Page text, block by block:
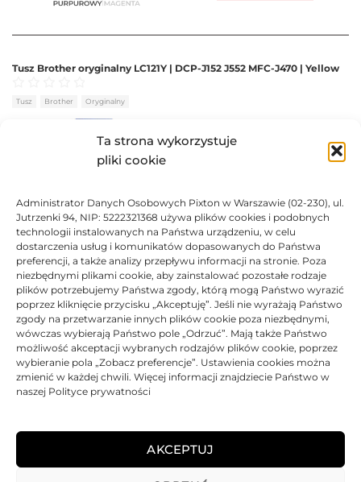
Ta strona wykorzystuje
pliki cookie
Administrator Danych Osobowych Pixton w Warszawie (02-230), ul.
Jutrzenki 94, NIP: 5222321368 używa plików cookies i podobnych
technologii instalowanych na Państwa urządzeniu, w celu
dostarczenia usług i komunikatów dopasowanych do Państwa
preferencji, a także analizy przepływu informacji na stronie. Poza
niezbędnymi plikami cookie, aby zainstalować pozostałe rodzaje
plików potrzebujemy Państwa zgody, którą mogą Państwo wyrazić
poprzez kliknięcie przycisku „Akceptuję”. Jeśli nie wyrażają Państwo
zgody na przetwarzanie innych plików cookie poza niezbędnymi,
wówczas wybierają Państwo pole „Odrzuć”. Mają także Państwo
możliwość akceptacji wybranych rodzajów plików cookie, poprzez
wybieranie pola „Zobacz preferencje”. Ustawienia cookies można
zmienić w każdej chwili. Więcej informacji znajdziecie Państwo w
naszej Polityce prywatności
AKCEPTUJ
Tusz Brother oryginalny LC121Y | DCP-J152 J552 MFC-J470 | Yellow
Oceniono
Tusz Brother Oryginalny
DO KOSZYKA
Tusz Brother oryginalny LC121BK | DCP-J152 J552 MFC-J470 | Black
Oceniono0na 5
Tusz Brother Oryginalny
DO KOSZYKA